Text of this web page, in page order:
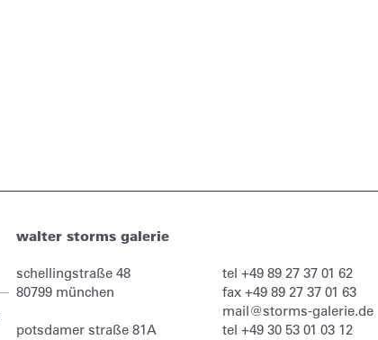
walter storms galerie
schellingstraße 48
80799 münchen
tel +49 89 27 37 01 62
fax +49 89 27 37 01 63
mail@storms-galerie.de
potsdamer straße 81A
tel +49 30 53 01 03 12